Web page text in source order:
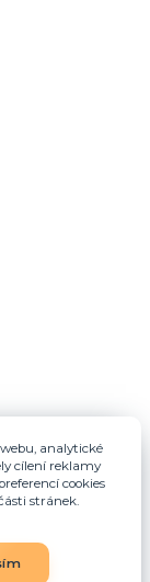
vyhrazena
analytické
cílení reklamy
cookies
stránek.